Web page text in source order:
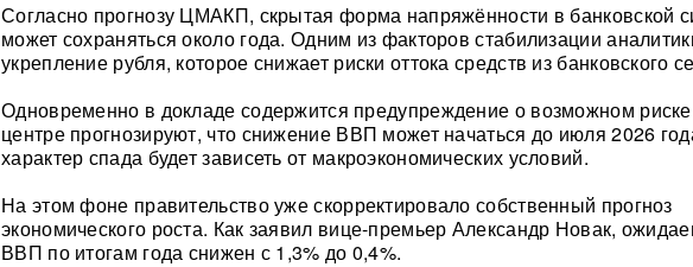
Согласно прогнозу ЦМАКП, скрытая форма напряжённости в банковской
может сохраняться около года. Одним из факторов стабилизации
укрепление рубля, которое снижает риски оттока средств из банковского
Одновременно в докладе содержится предупреждение о возможном
центре прогнозируют, что снижение ВВП может начаться до июля 2026
характер спада будет зависеть от макроэкономических условий.
На этом фоне правительство уже скорректировало собственный прогноз
экономического роста. Как заявил вице-премьер Александр Новак,
ВВП по итогам года снижен с 1,3% до 0,4%.